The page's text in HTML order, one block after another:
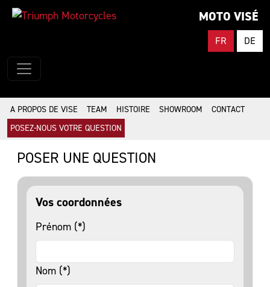
MOTO VISÉ
FR DE
A PROPOS DE VISE TEAM HISTOIRE SHOWROOM
CONTACT
POSEZ-NOUS VOTRE QUESTION
POSER UNE QUESTION
Vos coordonnées
Prénom (*)
Nom (*)